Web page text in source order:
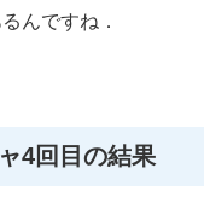
んですね．
4回目の結果